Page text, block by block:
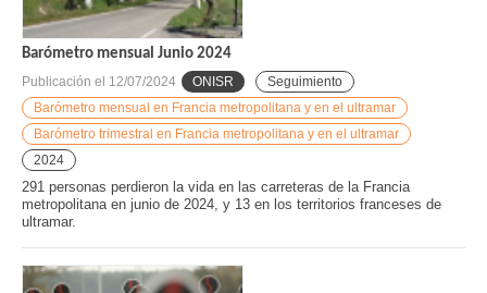
Barómetro mensual Junio 2024
Publicación el 12/07/2024 ONISR
Seguimiento
Barómetro mensual en Francia metropolitana y en el ultramar
Barómetro trimestral en Francia metropolitana y en el ultramar
2024
291 personas perdieron la vida en las carreteras de la Francia
metropolitana en junio de 2024, y 13 en los territorios franceses de
ultramar.